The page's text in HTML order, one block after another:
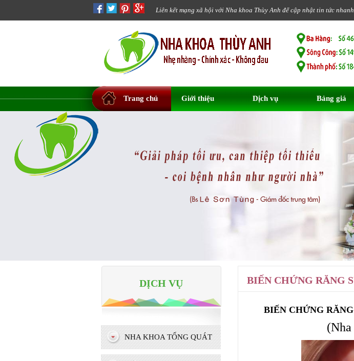
Liên kết mạng xã hội với Nha khoa Thùy Anh để cập nhật tin tức
Trang chủ Giới thiệu Dịch vụ Bảng giá
DỊCH VỤ
NHA KHOA TỔNG QUÁT
BIẾN CHỨNG RĂNG
BIẾN CHỨNG